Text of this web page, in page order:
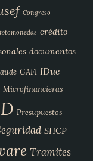
Congreso
crédito
documentos
GAFI IDue
Microfinancieras
Presupuestos
SHCP
Tramites